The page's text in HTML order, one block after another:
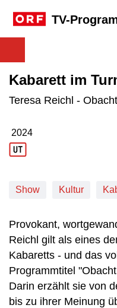
TV-
Kabarett im
Teresa Reichl -
Produktionsjahr: 2024
2024
Show Kultur
Provokant,
Reichl gilt als eines
Kabaretts - und das
Programmtitel
Darin erzählt sie von
bis zu ihrer Meinung